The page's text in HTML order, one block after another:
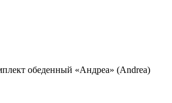
обеденный «Андреа» (Andrea)